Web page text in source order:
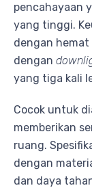
pencahayaan
yang tinggi.
dengan hemat
dengan
yang tiga kali
Cocok untuk
memberikan
ruang.
dengan
dan daya